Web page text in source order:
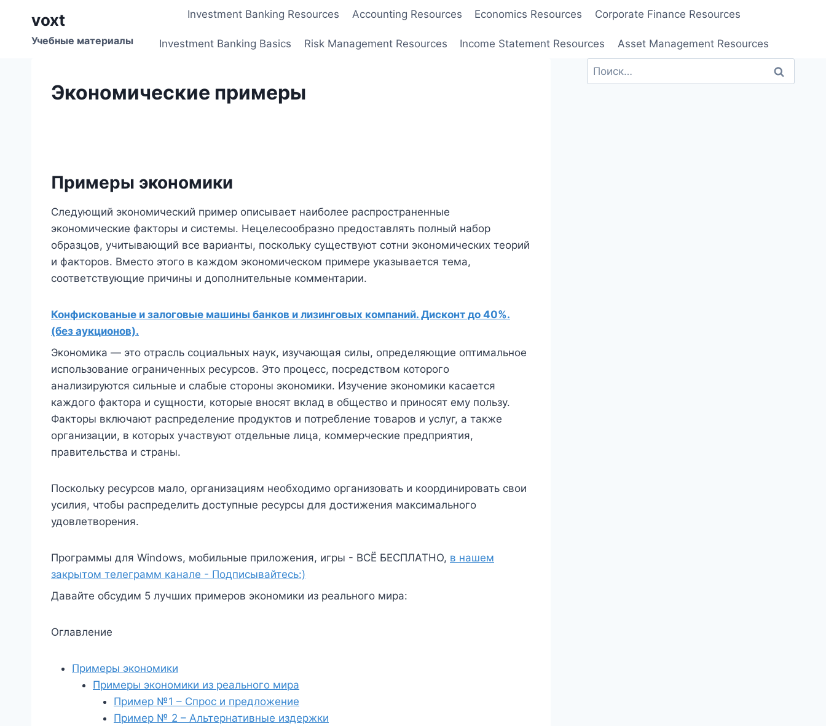
содержимому
voxt
Учебные материалы
Investment Banking Resources Accounting Resources Economics Resources Corporate Finance Resources
Investment Banking Basics Risk Management Resources Income Statement Resources Asset Management Resources
Экономические примеры
Примеры экономики
Следующий экономический пример описывает наиболее распространенные
экономические факторы и системы. Нецелесообразно предоставлять полный набор
образцов, учитывающий все варианты, поскольку существуют сотни экономических теорий
и факторов. Вместо этого в каждом экономическом примере указывается тема,
соответствующие причины и дополнительные комментарии.
Конфискованые и залоговые машины банков и лизинговых компаний. Дисконт до 40%.
(без аукционов).
Экономика — это отрасль социальных наук, изучающая силы, определяющие оптимальное
использование ограниченных ресурсов. Это процесс, посредством которого
анализируются сильные и слабые стороны экономики. Изучение экономики касается
каждого фактора и сущности, которые вносят вклад в общество и приносят ему пользу.
Факторы включают распределение продуктов и потребление товаров и услуг, а также
организации, в которых участвуют отдельные лица, коммерческие предприятия,
правительства и страны.
Поскольку ресурсов мало, организациям необходимо организовать и координировать свои
усилия, чтобы распределить доступные ресурсы для достижения максимального
удовлетворения.
Программы для Windows, мобильные приложения, игры - ВСЁ БЕСПЛАТНО, в нашем
закрытом телеграмм канале - Подписывайтесь:)
Давайте обсудим 5 лучших примеров экономики из реального мира:
Оглавление
Примеры экономики
Примеры экономики из реального мира
Пример №1 – Спрос и предложение
Пример № 2 – Альтернативные издержки
Найти: